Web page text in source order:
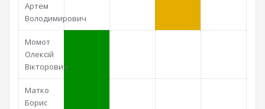
Артем
Володимирович
Момот
Олексій
Вікторович
Матко
Борис